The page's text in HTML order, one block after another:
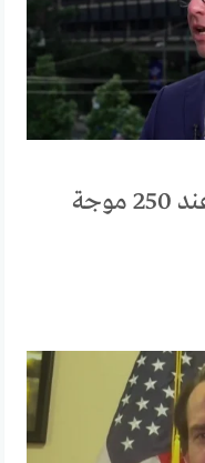
الحاكم شابيرو في أمريكا عند 250 موجة